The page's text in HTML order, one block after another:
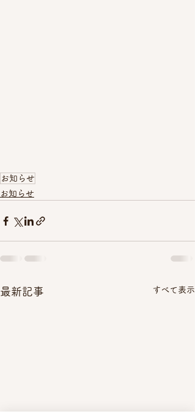
お知らせ
お知らせ
最新記事 すべて表示